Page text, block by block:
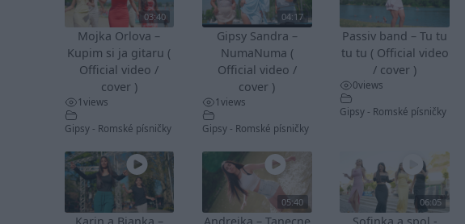
03:40
Mojka Orlova –
Kupim si ja gitaru (
Official video /
cover )
1views
Gipsy - Romské písničky
04:17
Gipsy Sandra –
NumaNuma (
Official video /
cover )
1views
Gipsy - Romské písničky
Passiv band – Tu tu
tu tu ( Official video
/ cover )
0views
Gipsy - Romské písničky
05:40 06:05